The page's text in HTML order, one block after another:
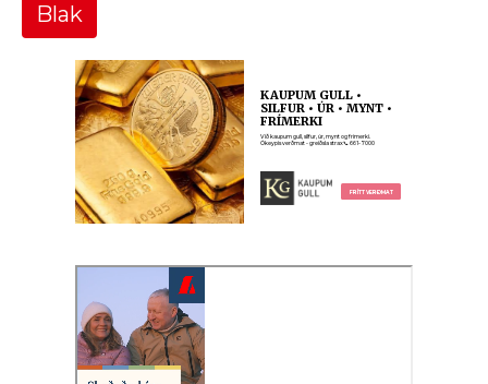
Blak